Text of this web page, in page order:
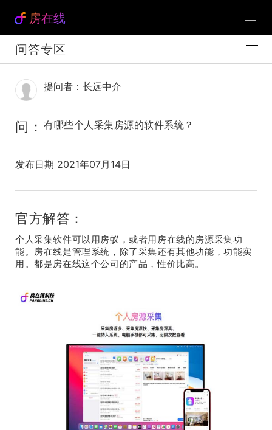
房在线
问答专区
提问者：长远中介
问： 有哪些个人采集房源的软件系统？
发布日期 2021年07月14日
官方解答：
个人采集软件可以用房蚁，或者用房在线的房源采集功
能。房在线是管理系统，除了采集还有其他功能，功能实
用。都是房在线这个公司的产品，性价比高。